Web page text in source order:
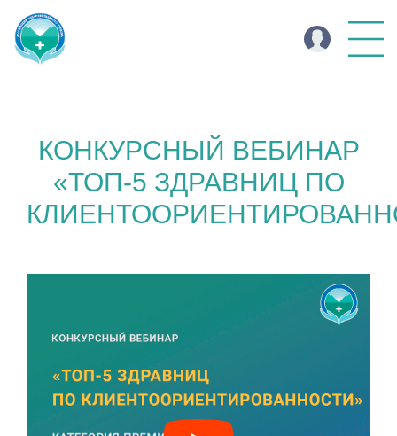
КОНКУРСНЫЙ ВЕБИНАР
«ТОП-5 ЗДРАВНИЦ ПО